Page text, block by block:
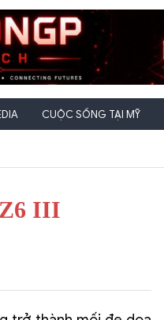
CUỘC SỐNG TẠI MỸ
Z6 III